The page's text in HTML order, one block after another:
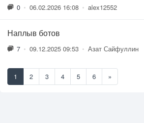
0 • 06.02.2026 16:08 • alex12552
Наплыв ботов
7 • 09.12.2025 09:53 • Азат Сайфуллин
1 2 3 4 5 6 »